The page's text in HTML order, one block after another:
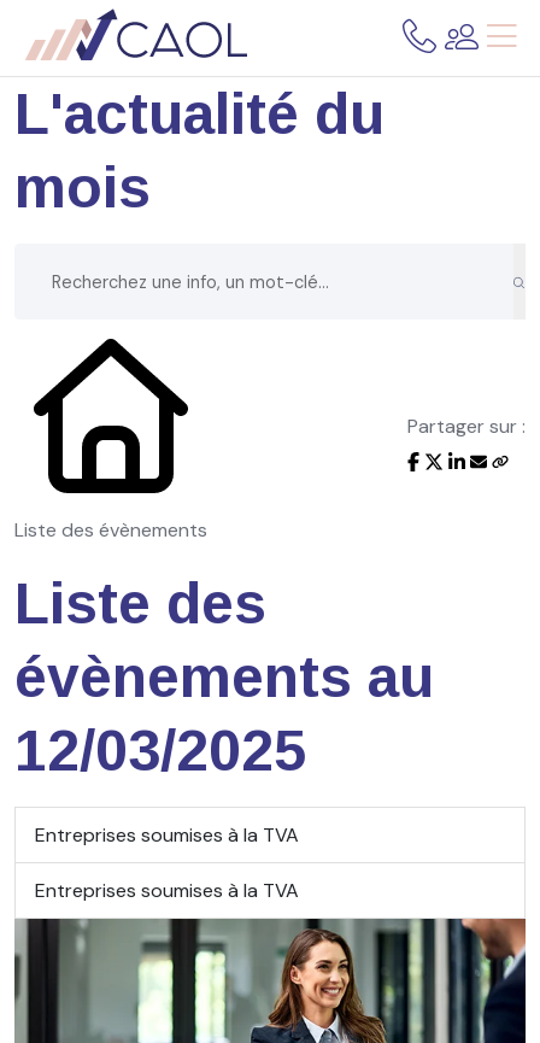
L'actualité du
mois
Liste des évènements
Partager sur :
Liste des
évènements au
12/03/2025
Entreprises soumises à la TVA
Entreprises soumises à la TVA